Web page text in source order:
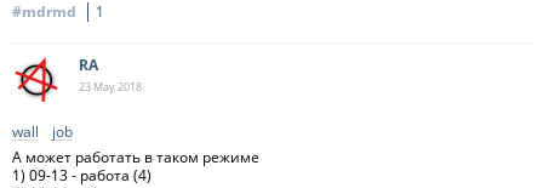
#mdrmd
1
RA
23 May2018
wall
job
А может работать в таком режиме
1) 09-13 - работа (4)